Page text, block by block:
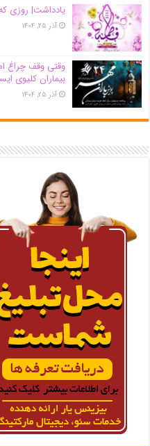
یادداشت| روزی
آذر ۲۵, ۱۴۰۴
وقتی وقف چراغ
بیماران کلیوی
آذر ۲۵, ۱۴۰۴